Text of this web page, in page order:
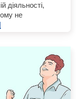
діяльності,
не